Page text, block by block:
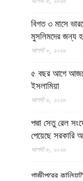
বিগত ৩ মাসে
মুসলিমদের জন্য
আগস্ট ৮, ২০২৬
৫ বছর আগে
ইসলামিয়া
আগস্ট ৮, ২০২৬
পদ্মা সেতু রেল
পেয়েছে সরকারি
আগস্ট ৮, ২০২৬
গাজীপুরের